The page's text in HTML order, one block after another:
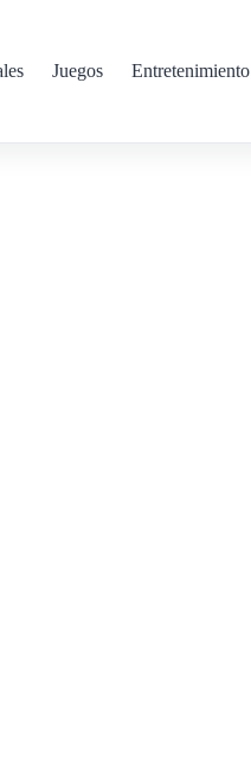
Juegos Entretenimiento